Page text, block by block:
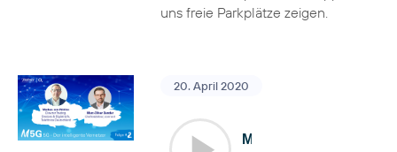
uns freie Parkplätze zeigen.
20. April 2020